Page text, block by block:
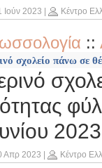
Ιούν 2023 Κέντρο
::
σχολείο πάνω σε
Απρ 2023 Κέντρο